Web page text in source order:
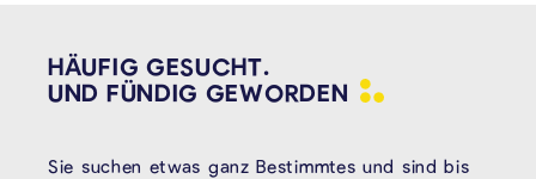
HÄUFIG GESUCHT.
UND FÜNDIG GEWORDEN
Sie suchen etwas ganz Bestimmtes und sind bis